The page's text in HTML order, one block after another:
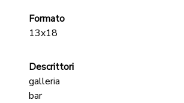
Formato
13x18
Descrittori
galleria
bar